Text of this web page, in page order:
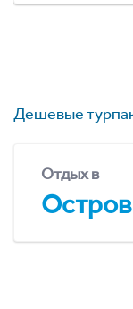
Дешевые
Отдых в
Остров